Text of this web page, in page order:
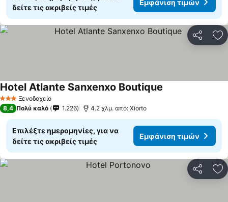
δείτε τις ακριβείς τιμές
Εμφάνιση τιμών
3 ΑστέριαΞενοδοχείο
Hotel Atlante Sanxenxo Boutique
8,4 Πολύ καλό 1.226 4.2 χλμ. από: Xiorto
Επιλέξτε ημερομηνίες, για να
δείτε τις ακριβείς τιμές
Εμφάνιση τιμών